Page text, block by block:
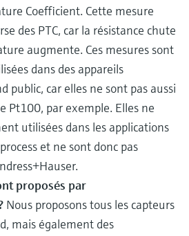
Coefficient. Cette mesure
des PTC, car la résistance chute
augmente. Ces mesures sont
dans des appareils
public, car elles ne sont pas aussi
Pt100, par exemple. Elles ne
utilisées dans les applications
et ne sont donc pas
proposés par
Nous proposons tous les capteurs
mais également des